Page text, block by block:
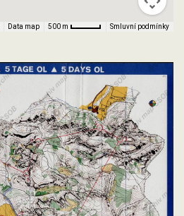
Data map 500 m Smluvní podmínky